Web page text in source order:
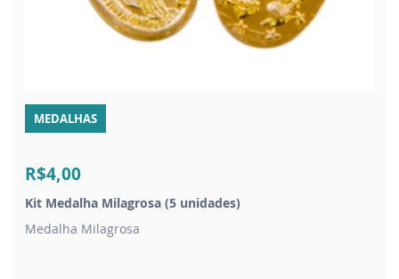
MEDALHAS
R$4,00
Kit Medalha Milagrosa (5 unidades)
Medalha Milagrosa